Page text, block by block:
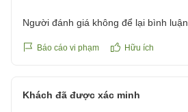
Người đánh giá không để lại bình luận.
Báo cáo vi phạm Hữu ích
Khách đã được xác minh